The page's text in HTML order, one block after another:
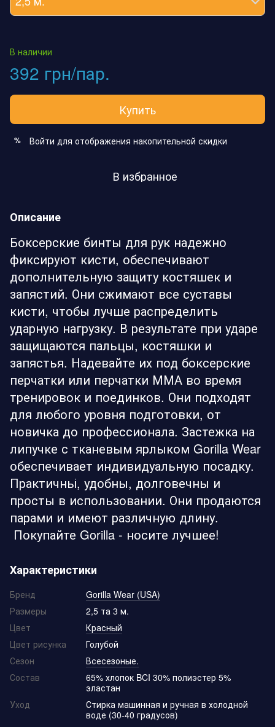
В наличии
392 грн/пар.
Купить
% Войти для отображения накопительной скидки
В избранное
Описание
Боксерские бинты для рук надежно
фиксируют кисти, обеспечивают
дополнительную защиту костяшек и
запястий. Они сжимают все суставы
кисти, чтобы лучше распределить
ударную нагрузку. В результате при ударе
защищаются пальцы, костяшки и
запястья. Надевайте их под боксерские
перчатки или перчатки ММА во время
тренировок и поединков. Они подходят
для любого уровня подготовки, от
новичка до профессионала. Застежка на
липучке с тканевым ярлыком Gorilla Wear
обеспечивает индивидуальную посадку.
Практичньі, удобны, долговечны и
просты в использовании. Они продаются
парами и имеют различную длину.
Покупайте Gorilla - носите лучшее!
Характеристики
Бренд
Gorilla Wear (USA)
Размеры
2,5 та 3 м.
Цвет
Красный
Цвет рисунка
Голубой
Сезон
Всесезоные.
Состав
65% хлопок BCI 30% полиэстер 5%
эластан
Уход
Стирка машинная и ручная в холодной
воде (30-40 градусов)